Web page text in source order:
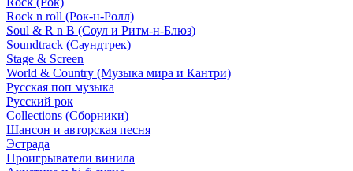
Rock n roll (Рок-н-Ролл)
Soul & R n B (Соул и Ритм-н-Блюз)
Soundtrack (Саундтрек)
Stage & Screen
World & Country (Музыка мира и Кантри)
Русская поп музыка
Русский рок
Сollections (Сборники)
Шансон и авторская песня
Эстрада
Проигрыватели винила